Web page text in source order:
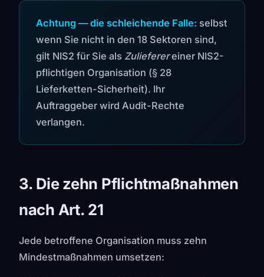
Achtung — die schleichende Falle: selbst
wenn Sie nicht in den 18 Sektoren sind,
gilt NIS2 für Sie als Zulieferereiner NIS2-
pflichtigen Organisation (§ 28
Lieferketten-Sicherheit). Ihr
Auftraggeber wird Audit-Rechte
verlangen.
3. Die zehn Pflichtmaßnahmen
nach Art. 21
Jede betroffene Organisation muss zehn
Mindestmaßnahmen umsetzen: